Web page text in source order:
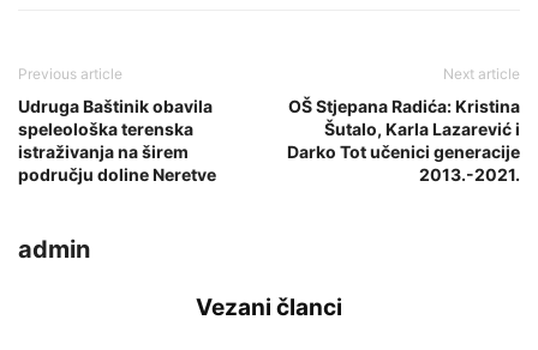
Previous article
Udruga Baštinik obavila
speleološka terenska
istraživanja na širem
području doline Neretve
Next article
OŠ Stjepana Radića: Kristina
Šutalo, Karla Lazarević i
Darko Tot učenici generacije
2013.-2021.
admin
Vezani članci